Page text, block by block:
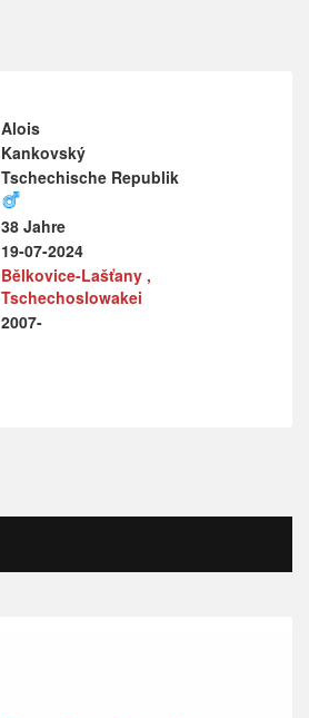
Alois
Kankovský
Tschechische Republik
38 Jahre
19-07-2024
Bělkovice-Lašťany ,
Tschechoslowakei
2007-